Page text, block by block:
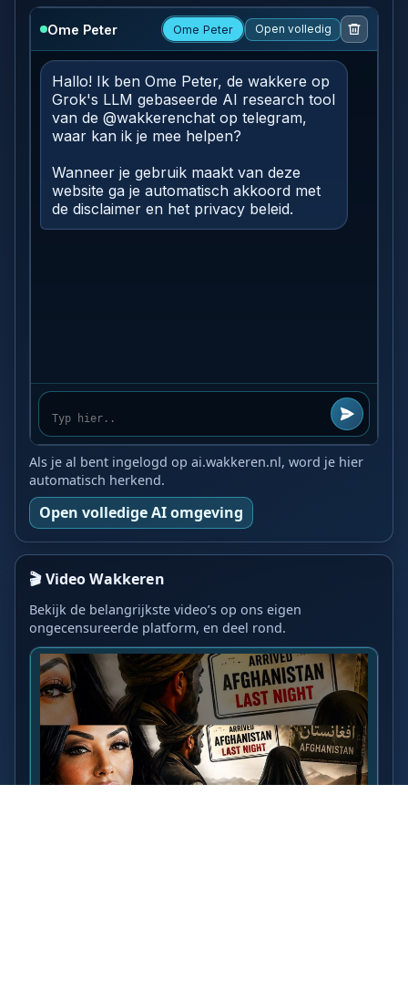
Als je al bent ingelogd op ai.wakkeren.nl, word je hier
automatisch herkend.
Open volledige AI omgeving
🎬 Video Wakkeren
Bekijk de belangrijkste video’s op ons eigen
ongecensureerde platform, en deel rond.